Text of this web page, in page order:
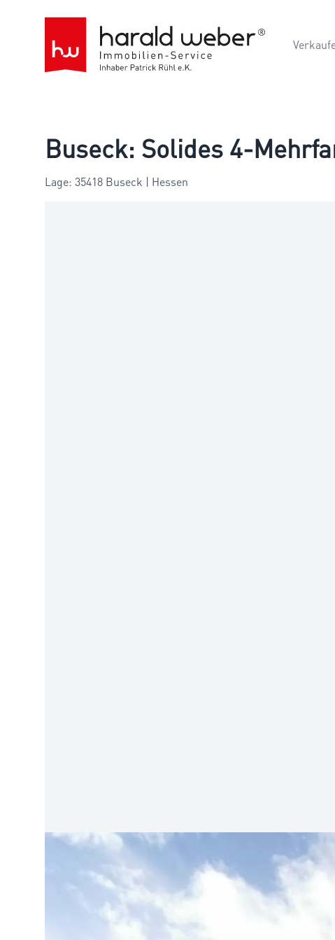
Buseck: Solides 4-
Lage: 35418 Buseck | Hessen